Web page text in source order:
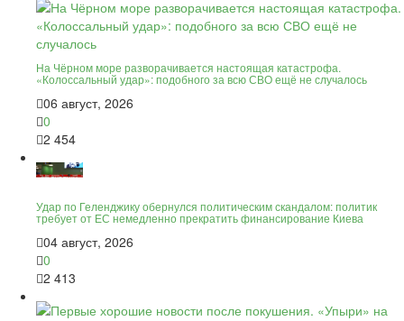
На Чёрном море разворачивается настоящая катастрофа.
«Колоссальный удар»: подобного за всю СВО ещё не случалось
06 август, 2026
0
2 454
Удар по Геленджику обернулся политическим скандалом: политик
требует от ЕС немедленно прекратить финансирование Киева
04 август, 2026
0
2 413